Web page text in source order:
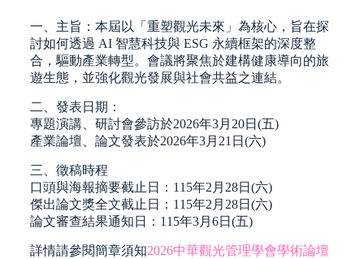
一、主旨：本屆以「重塑觀光未來」為核心，旨在探
討如何透過 AI 智慧科技與 ESG 永續框架的深度整
合，驅動產業轉型。會議將聚焦於建構健康導向的旅
遊生態，並強化觀光發展與社會共益之連結。
二、發表日期：
專題演講、研討會參訪於2026年3月20日(五)
產業論壇、論文發表於2026年3月21日(六)
三、徵稿時程
口頭與海報摘要截止日：115年2月28日(六)
傑出論文獎全文截止日：115年2月28日(六)
論文審查結果通知日：115年3月6日(五)
詳情請參閱簡章須知2026中華觀光管理學會學術論壇